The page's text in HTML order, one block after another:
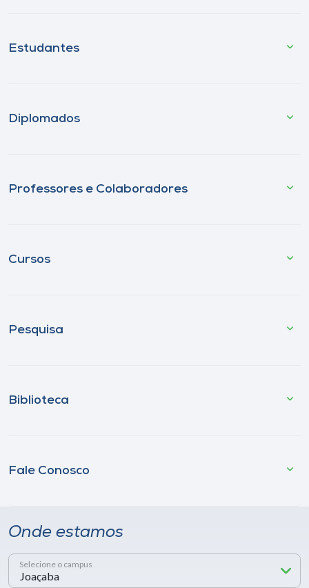
Estudantes
Diplomados
Professores e Colaboradores
Cursos
Pesquisa
Biblioteca
Fale Conosco
Onde estamos
Selecione o campus